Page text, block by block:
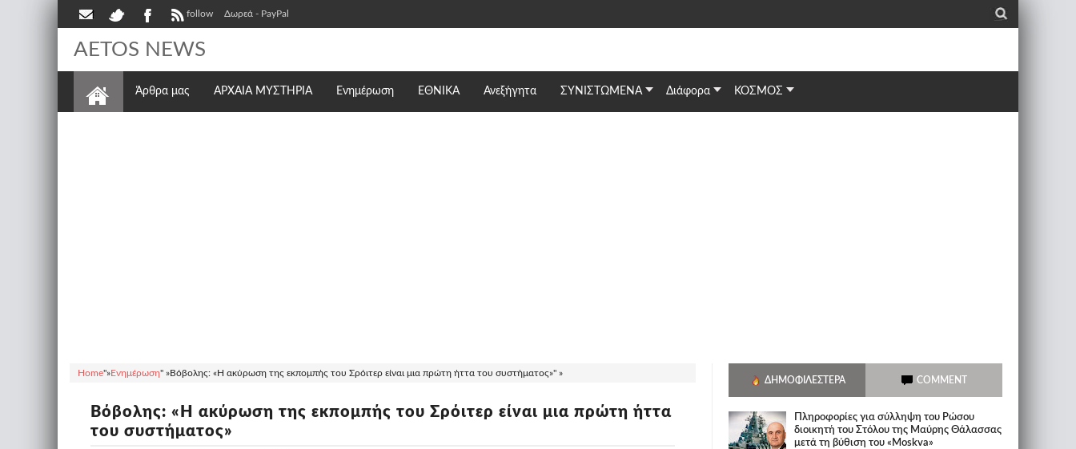
follow Δωρεά - PayPal _
AETOS NEWS
Άρθρα μας ΑΡΧΑΙΑ ΜΥΣΤΗΡΙΑ Ενημέρωση ΕΘΝΙΚΆ Ανεξήγητα ΣΥΝΙΣΤΩΜΕΝΑ Διάφορα ΚΟΣΜΟΣ
Home"»Ενημέρωση" »Βόβολης: «Η ακύρωση της εκπομπής του Σρόιτερ είναι μια πρώτη ήττα του συστήματος»" »
Βόβολης: «Η ακύρωση της εκπομπής του Σρόιτερ είναι μια πρώτη ήττα
του συστήματος»
ΔΗΜΟΦΙΛΈΣΤΕΡΑ COMMENT
Πληροφορίες για σύλληψη του Ρώσου
διοικητή του Στόλου της Mαύρης Θάλασσας
μετά τη βύθιση του «Moskva»